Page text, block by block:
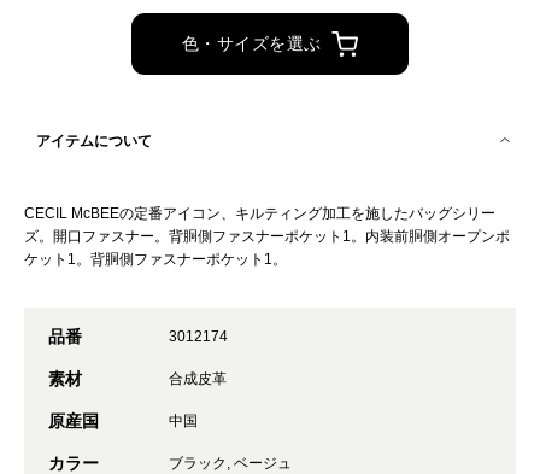
色・サイズを選ぶ
アイテムについて
CECIL McBEEの定番アイコン、キルティング加工を施したバッグシリー
ズ。開口ファスナー。背胴側ファスナーポケット1。内装前胴側オープンポ
ケット1。背胴側ファスナーポケット1。
品番 3012174
素材 合成皮革
原産国 中国
カラー ブラック, ベージュ